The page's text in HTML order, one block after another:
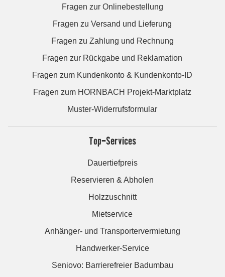
Fragen zur Onlinebestellung
Fragen zu Versand und Lieferung
Fragen zu Zahlung und Rechnung
Fragen zur Rückgabe und Reklamation
Fragen zum Kundenkonto & Kundenkonto-ID
Fragen zum HORNBACH Projekt-Marktplatz
Muster-Widerrufsformular
Top-Services
Dauertiefpreis
Reservieren & Abholen
Holzzuschnitt
Mietservice
Anhänger- und Transportervermietung
Handwerker-Service
Seniovo: Barrierefreier Badumbau